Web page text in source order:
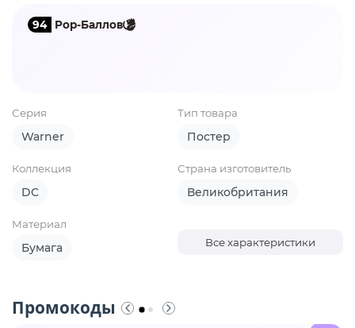
94 Pop-Баллов
Серия
Warner
Тип товара
Постер
Коллекция
DC
Страна изготовитель
Великобритания
Материал
Бумага Все характеристики
Промокоды